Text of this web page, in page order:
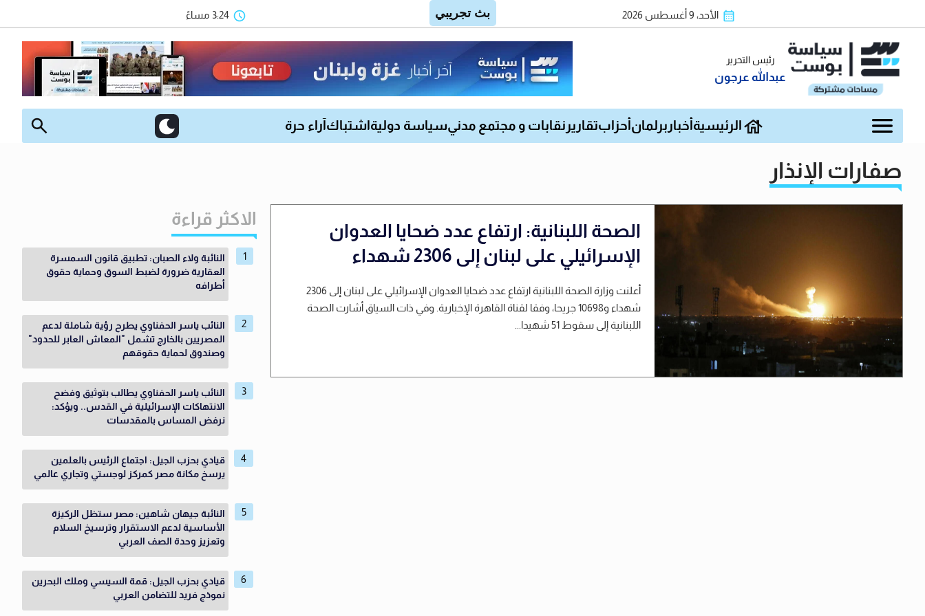
الأحد، 9 أغسطس 2026 3:24 مساءً
رئيس التحرير
عبدالله عرجون
الرئيسية أخبار برلمان أحزابتقارير نقابات و مجتمع مدنيسياسة دولية اشتباك آراء حرة
صفارات الإنذار
الصحة اللبنانية: ارتفاع عدد ضحايا العدوان
الإسرائيلي على لبنان إلى 2306 شهداء
أعلنت وزارة الصحة اللبنانية ارتفاع عدد ضحايا العدوان الإسرائيلي على لبنان إلى 2306
شهداء و10698 جريحا، وفقا لقناة القاهرة الإخبارية. وفي ذات السياق أشارت الصحة
اللبنانية إلى سقوط 51 شهيدا...
الاكثر قراءة
النائبة ولاء الصبان: تطبيق قانون السمسرة
العقارية ضرورة لضبط السوق وحماية حقوق
أطرافه
النائب ياسر الحفناوي يطرح رؤية شاملة لدعم
المصريين بالخارج تشمل "المعاش العابر للحدود"
وصندوق لحماية حقوقهم
النائب ياسر الحفناوي يطالب بتوثيق وفضح
الانتهاكات الإسرائيلية في القدس.. ويؤكد:
نرفض المساس بالمقدسات
قيادي بحزب الجيل: اجتماع الرئيس بالعلمين
يرسخ مكانة مصر كمركز لوجستي وتجاري عالمي
النائبة جيهان شاهين: مصر ستظل الركيزة
الأساسية لدعم الاستقرار وترسيخ السلام
وتعزيز وحدة الصف العربي
قيادي بحزب الجيل: قمة السيسي وملك البحرين
نموذج فريد للتضامن العربي